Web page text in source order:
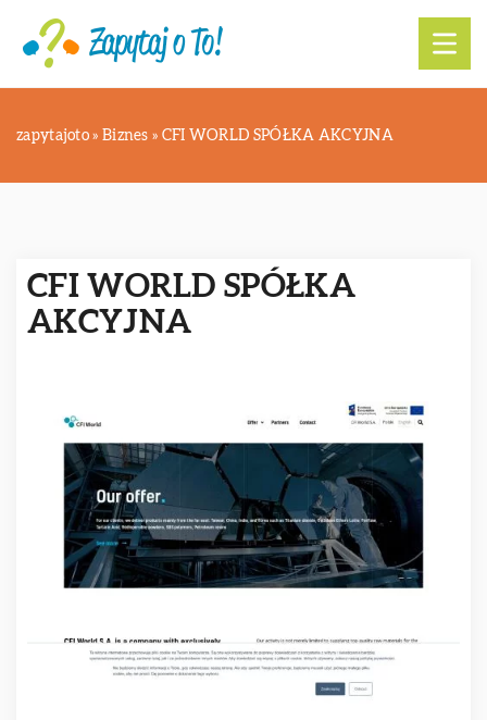
zapytajoto » Biznes » CFI WORLD SPÓŁKA AKCYJNA
CFI WORLD SPÓŁKA
AKCYJNA